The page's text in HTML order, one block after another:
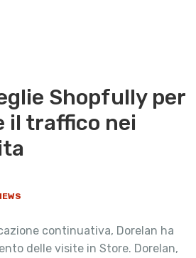
Shopfully per
il traffico nei
continuativa, Dorelan ha
delle visite in Store. Dorelan,